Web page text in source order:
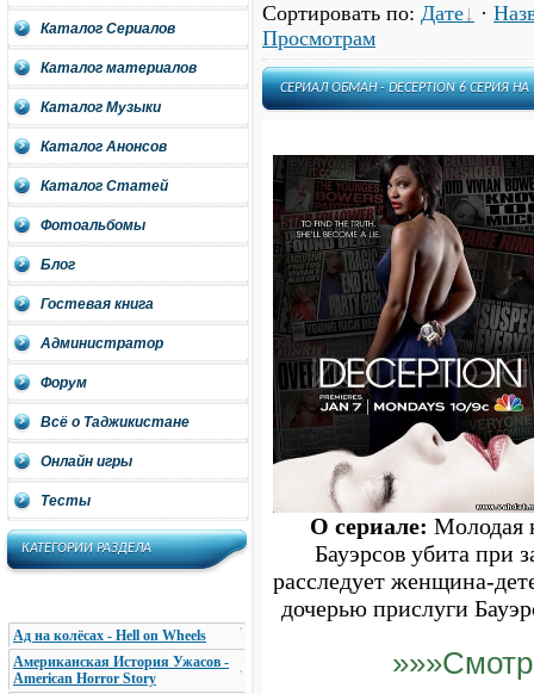
Каталог Сериалов
Каталог материалов
Каталог Музыки
Каталог Анонсов
Каталог Статей
Фотоальбомы
Блог
Гостевая книга
Администратор
Форум
Всё о Таджикистане
Онлайн игры
Тесты
КАТЕГОРИИ РАЗДЕЛА
Ад на колёсах - Hell on Wheels
Американская История Ужасов -
American Horror Story
Сортировать по: Дате ·
Просмотрам
СЕРИАЛ ОБМАН - DECEPTION 6 СЕРИЯ
О сериале: Молодая
Бауэрсов убита при
расследует женщина-
дочерью прислуги